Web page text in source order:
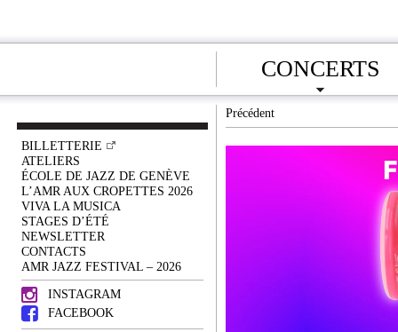
CONCERTS
BILLETTERIE
ATELIERS
ÉCOLE DE JAZZ DE GENÈVE
L’AMR AUX CROPETTES 2026
VIVA LA MUSICA
STAGES D’ÉTÉ
NEWSLETTER
CONTACTS
AMR JAZZ FESTIVAL – 2026
INSTAGRAM
FACEBOOK
Précédent